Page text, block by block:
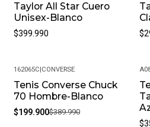
variar. Ofrecemos cambios de
producto se encuentre en
satisfecho con tu compra,
devoluciones flexible.
completamente feliz y puedas
¿Cómo debo cuidar mis
Taylor All Star Cuero
Unisex-Blanco
$399.990
-49%
162065C CONVERSE
Tenis Converse Chuck
70 Hombre-Blanco
$199.900$389.990